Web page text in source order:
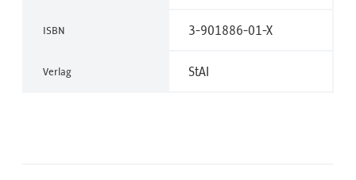
ISBN 3-901886-01-X
Verlag StAI